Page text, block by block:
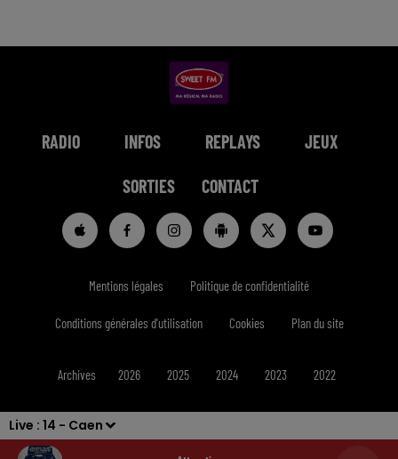
Live : 14 - Caen
RADIO INFOS REPLAYS JEUX
SORTIES CONTACT
Mentions légales Politique de confidentialité
Conditions générales d'utilisation Cookies Plan du site
Archives 2026 2025 2024 2023 2022